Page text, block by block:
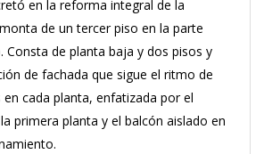
en la reforma integral de la
de un tercer piso en la parte
Consta de planta baja y dos pisos y
de fachada que sigue el ritmo de
cada planta, enfatizada por el
primera planta y el balcón aislado en